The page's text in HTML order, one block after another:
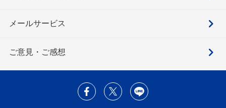
メールサービス
ご意見・ご感想